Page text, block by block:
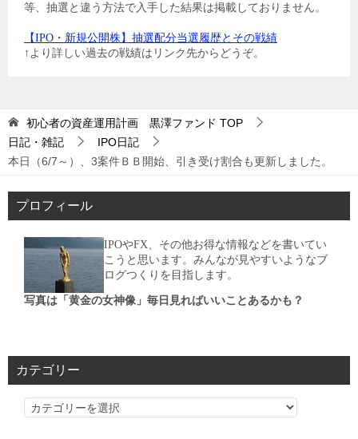
等、抽選と違う方法で入手した結果は掲載しておりません。
【IPO・新規公開株】抽選配分当選履歴とその戦績
↑より詳しい過去の戦績はリンク先からどうぞ。
初心者の資産運用計画 黒澤ファンド TOP
日記・雑記
IPO日記
本日（6/7～）、3案件ＢＢ開始、引き受け割合も更新しました。
プロフィール
IPOやFX、その他お得な情報などを書いてい
こうと思います。みんなが見やすいようなブ
ログつくりを目指します。
写真は「黄金の女神像」毎日見ればいいことあるかも？
カテゴリー
カ